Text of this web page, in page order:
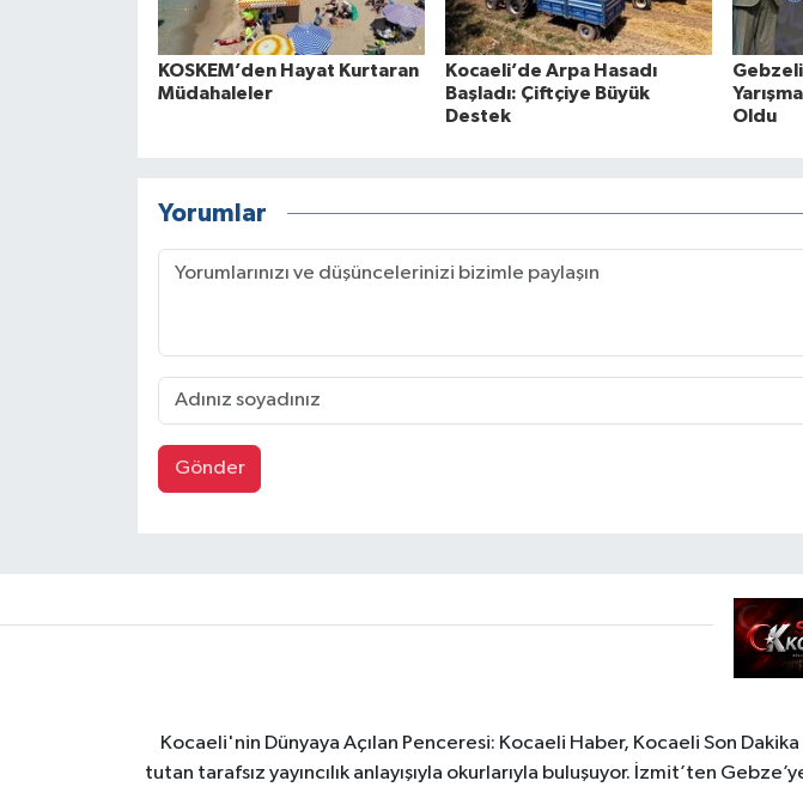
KOSKEM’den Hayat Kurtaran
Müdahaleler
Kocaeli’de Arpa Hasadı
Başladı: Çiftçiye Büyük
Destek
Oldu
Yorumlar
Gönder
Kocaeli'nin Dünyaya Açılan Penceresi: Kocaeli Haber, Kocaeli Son
tutan tarafsız yayıncılık anlayışıyla okurlarıyla buluşuyor. İzmit’ten